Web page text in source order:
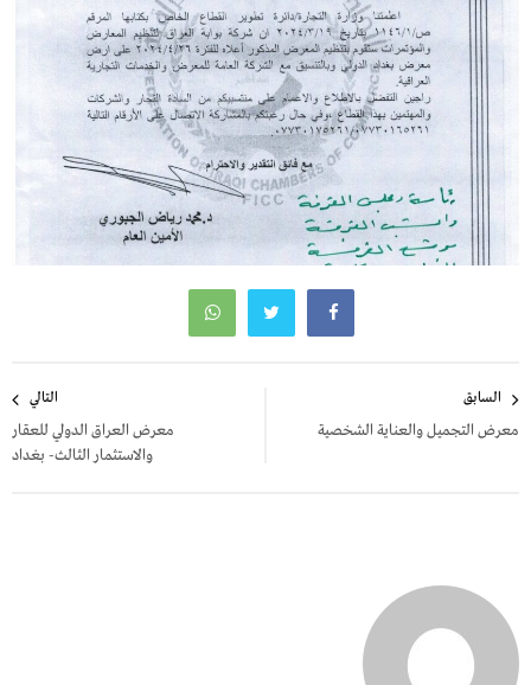
المقالات
السابق
معرض التجميل والعناية الشخصية
التالي
معرض العراق الدولي للعقار
والاستثمار الثالث- بغداد